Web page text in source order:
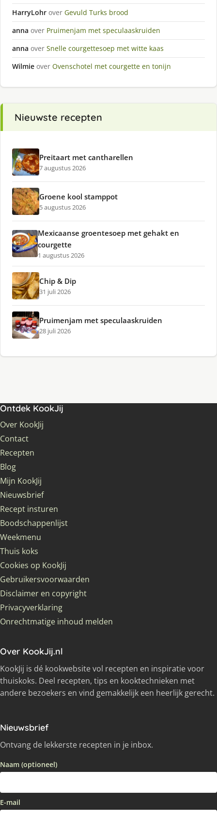
HarryLohr over Gevuld Turks brood
anna over Pruimenjam met speculaaskruiden
anna over Snelle courgettesoep met witte kaas
Wilmie over Ovenschotel met courgette en tonijn
Nieuwste recepten
Preitaart met cantharellen
7 augustus 2026
Groene kool stamppot
5 augustus 2026
Mexicaanse groentesoep met gehakt en
courgette
1 augustus 2026
Chip & Dip
31 juli 2026
Pruimenjam met speculaaskruiden
28 juli 2026
Ontdek KookJij
Over KookJij
Contact
Recepten
Blog
Mijn KookJij
Nieuwsbrief
Recept insturen
Boodschappenlijst
Weekmenu
Thuis koks
Cookies op KookJij
Gebruikersvoorwaarden
Disclaimer en copyright
Privacyverklaring
Onrechtmatige inhoud melden
Over KookJij.nl
KookJij is dé kookwebsite vol recepten en inspiratie voor
thuiskoks. Deel recepten, tips en kooktechnieken met
andere bezoekers en vind gemakkelijk een heerlijk gerecht.
Nieuwsbrief
Ontvang de lekkerste recepten in je inbox.
Naam (optioneel)
E-mail